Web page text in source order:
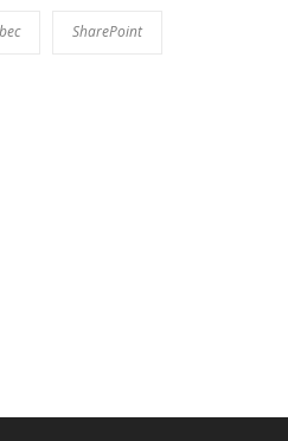
SharePoint